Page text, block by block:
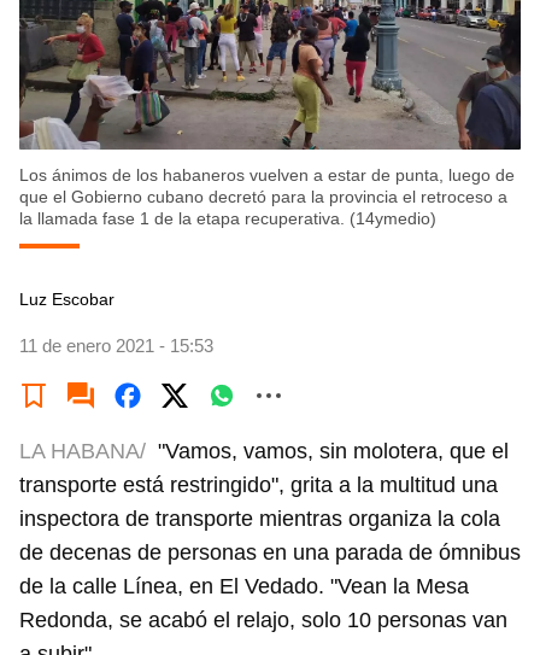
Los ánimos de los habaneros vuelven a estar de punta, luego de
que el Gobierno cubano decretó para la provincia el retroceso a
la llamada fase 1 de la etapa recuperativa. (14ymedio)
Luz Escobar
11 de enero 2021 - 15:53
LA HABANA/ "Vamos, vamos, sin molotera, que el
transporte está restringido", grita a la multitud una
inspectora de transporte mientras organiza la cola
de decenas de personas en una parada de ómnibus
de la calle Línea, en El Vedado. "Vean la Mesa
Redonda, se acabó el relajo, solo 10 personas van